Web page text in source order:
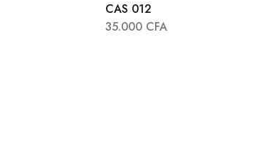
CAS 012
35.000 CFA